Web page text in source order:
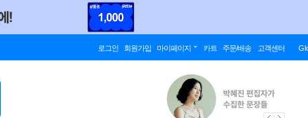
로그인 회원가입 마이페이지 카트 주문/배송 고객센터